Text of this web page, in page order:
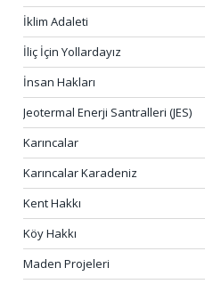
İklim Adaleti
İliç İçin Yollardayız
İnsan Hakları
Jeotermal Enerji Santralleri (JES)
Karıncalar
Karıncalar Karadeniz
Kent Hakkı
Köy Hakkı
Maden Projeleri